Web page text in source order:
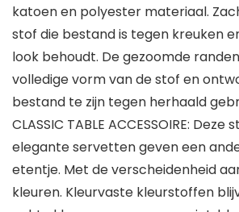
katoen en polyester materiaal.
stof die bestand is tegen kreuken
look behoudt. De gezoomde
volledige vorm van de stof en
bestand te zijn tegen herhaald
CLASSIC TABLE ACCESSOIRE: Deze
elegante servetten geven een
etentje. Met de verscheidenheid
kleuren. Kleurvaste kleurstoffen